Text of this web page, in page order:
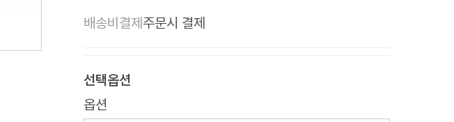
배송비결제 주문시 결제
선택옵션
옵션